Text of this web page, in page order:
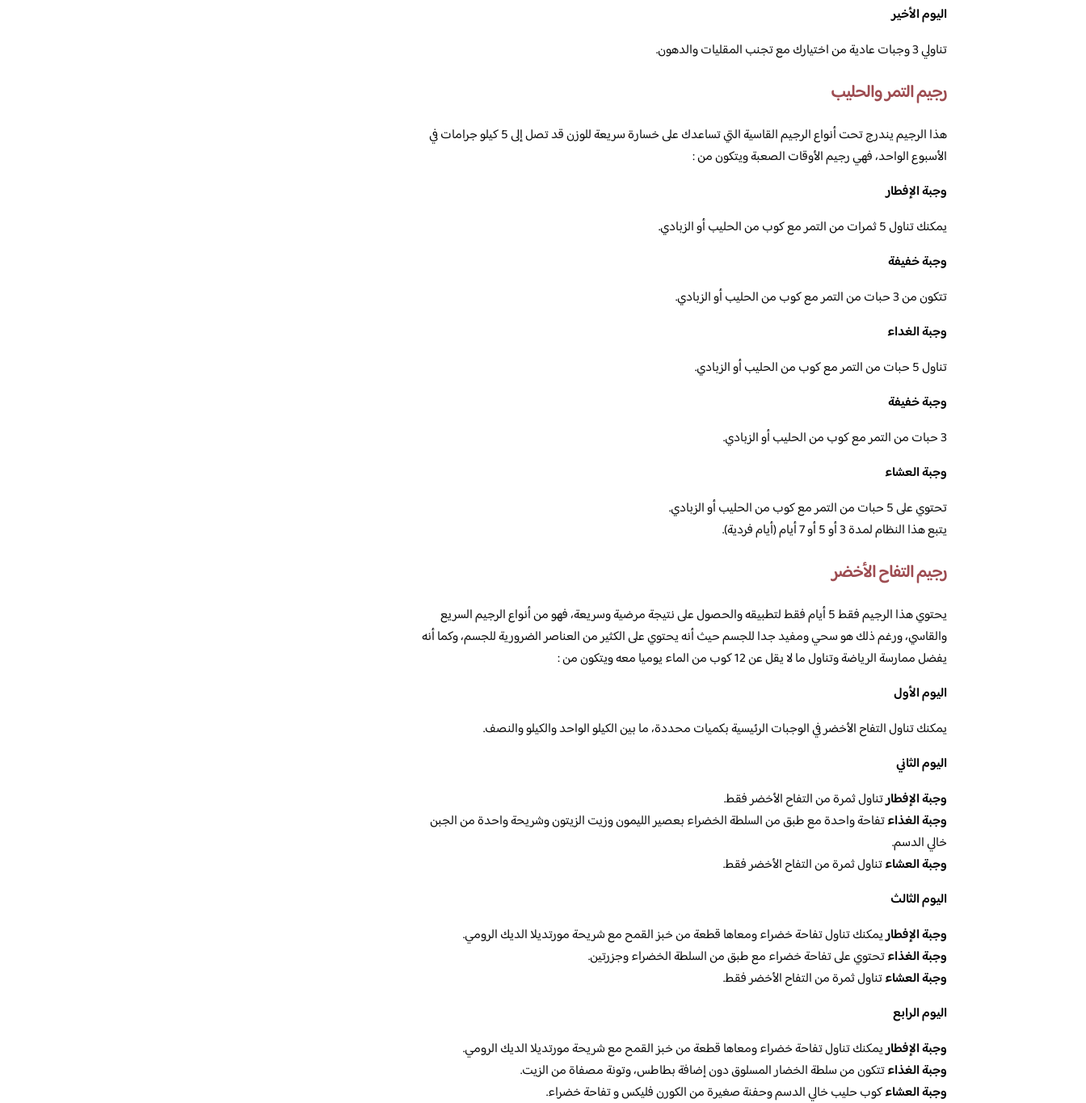
اليوم الأخير
تناولي 3 وجبات عادية من اختيارك مع تجنب المقليات والدهون.
رجيم التمر والحليب
هذا الرجيم يندرج تحت أنواع الرجيم القاسية التي تساعدك على خسارة سريعة للوزن قد تصل إلى 5 كيلو جرامات في
الأسبوع الواحد، فهي رجيم الأوقات الصعبة ويتكون من :
وجبة الإفطار
يمكنك تناول 5 ثمرات من التمر مع كوب من الحليب أو الزبادي.
وجبة خفيفة
تتكون من 3 حبات من التمر مع كوب من الحليب أو الزبادي.
وجبة الغداء
تناول 5 حبات من التمر مع كوب من الحليب أو الزبادي.
وجبة خفيفة
3 حبات من التمر مع كوب من الحليب أو الزبادي.
وجبة العشاء
تحتوي على 5 حبات من التمر مع كوب من الحليب أو الزبادي.
يتبع هذا النظام لمدة 3 أو 5 أو 7 أيام (أيام فردية).
رجيم التفاح الأخضر
يحتوي هذا الرجيم فقط 5 أيام فقط لتطبيقه والحصول على نتيجة مرضية وسريعة، فهو من أنواع الرجيم السريع
والقاسي، ورغم ذلك هو سحي ومفيد جدا للجسم حيث أنه يحتوي على الكثير من العناصر الضرورية للجسم، وكما أنه
يفضل ممارسة الرياضة وتناول ما لا يقل عن 12 كوب من الماء يوميا معه ويتكون من :
اليوم الأول
يمكنك تناول التفاح الأخضر في الوجبات الرئيسية بكميات محددة، ما بين الكيلو الواحد والكيلو والنصف.
اليوم الثاني
وجبة الإفطارتناول ثمرة من التفاح الأخضر فقط.
وجبة الغذاءتفاحة واحدة مع طبق من السلطة الخضراء بعصير الليمون وزيت الزيتون وشريحة واحدة من الجبن
خالي الدسم.
وجبة العشاءتناول ثمرة من التفاح الأخضر فقط.
اليوم الثالث
وجبة الإفطاريمكنك تناول تفاحة خضراء ومعاها قطعة من خبز القمح مع شريحة مورتديلا الديك الرومي.
وجبة الغذاءتحتوي على تفاحة خضراء مع طبق من السلطة الخضراء وجزرتين.
وجبة العشاءتناول ثمرة من التفاح الأخضر فقط.
اليوم الرابع
وجبة الإفطاريمكنك تناول تفاحة خضراء ومعاها قطعة من خبز القمح مع شريحة مورتديلا الديك الرومي.
وجبة الغذاءتتكون من سلطة الخضار المسلوق دون إضافة بطاطس، وتونة مصفاة من الزيت.
وجبة العشاءكوب حليب خالي الدسم وحفنة صغيرة من الكورن فليكس و تفاحة خضراء.